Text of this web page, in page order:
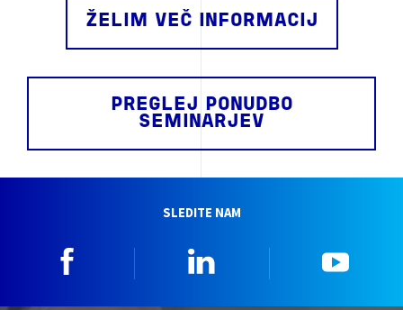
ŽELIM VEČ INFORMACIJ
PREGLEJ PONUDBO
SEMINARJEV
SLEDITE NAM